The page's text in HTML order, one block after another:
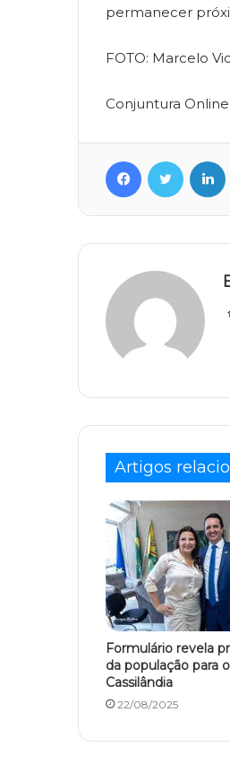
permanecer
FOTO: Marcelo
Conjuntura Online
FacebookTwitter
Artigos
Formulário revela
da população para
Cassilândia
22/08/2025